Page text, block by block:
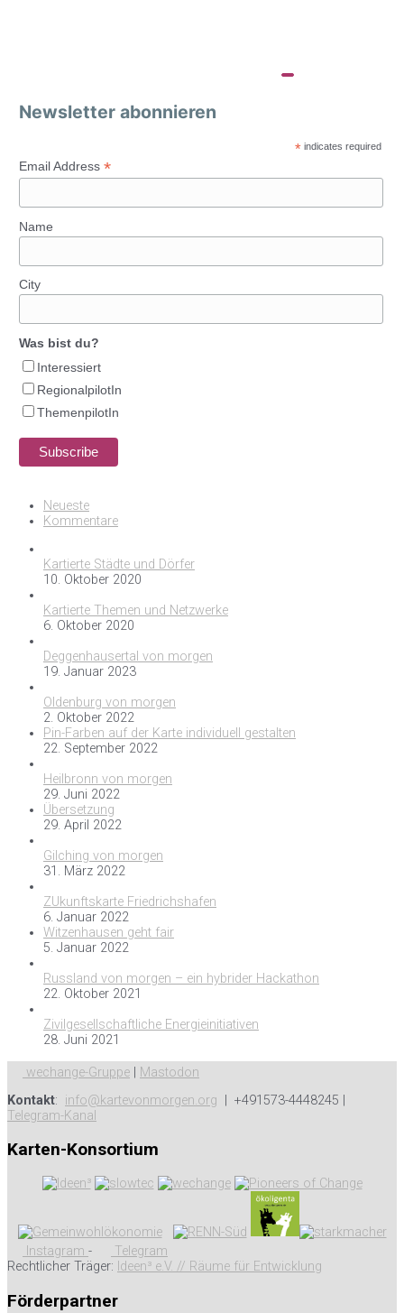
Newsletter abonnieren
* indicates required
Email Address *
Name
City
Was bist du?
Interessiert
RegionalpilotIn
ThemenpilotIn
Neueste
Kommentare
Kartierte Städte und Dörfer
10. Oktober 2020
Kartierte Themen und Netzwerke
6. Oktober 2020
Deggenhausertal von morgen
19. Januar 2023
Oldenburg von morgen
2. Oktober 2022
Pin-Farben auf der Karte individuell gestalten
22. September 2022
Heilbronn von morgen
29. Juni 2022
Übersetzung
29. April 2022
Gilching von morgen
31. März 2022
ZUkunftskarte Friedrichshafen
6. Januar 2022
Witzenhausen geht fair
5. Januar 2022
Russland von morgen – ein hybrider Hackathon
22. Oktober 2021
Zivilgesellschaftliche Energieinitiativen
28. Juni 2021
wechange-Gruppe
Mastodon
Kontakt: info@kartevonmorgen.org | +491573-4448245 |
Telegram-Kanal
Karten-Konsortium
Instagram -
Telegram
Rechtlicher Träger: Ideen³ e.V. // Räume für Entwicklung
Förderpartner